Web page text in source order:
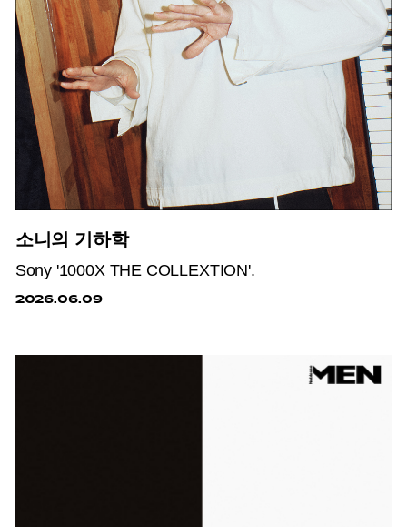
소니의 기하학
Sony '1000X THE COLLEXTION'.
2026.06.09